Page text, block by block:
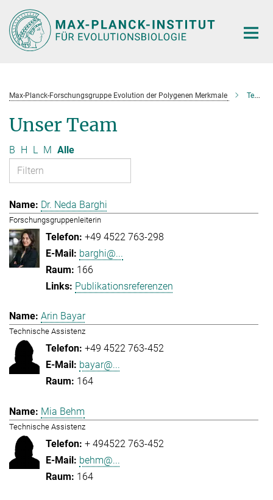
Hauptinhalt
Max-Planck-Forschungsgruppe Evolution der Polygenen Merkmale Team
Unser Team
B H L M Alle
Dr. Neda Barghi
Forschungsgruppenleiterin
+49 4522 763-298
barghi@...
166
Publikationsreferenzen
Arin Bayar
Technische Assistenz
+49 4522 763-452
bayar@...
164
Mia Behm
Technische Assistenz
+ 494522 763-452
behm@...
164